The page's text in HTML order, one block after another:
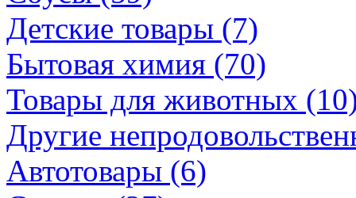
Детские товары (7)
Бытовая химия (70)
Товары для животных
Другие
Автотовары (6)